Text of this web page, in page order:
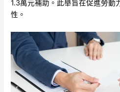
1.3萬元補助。此舉旨在促進勞動
性。